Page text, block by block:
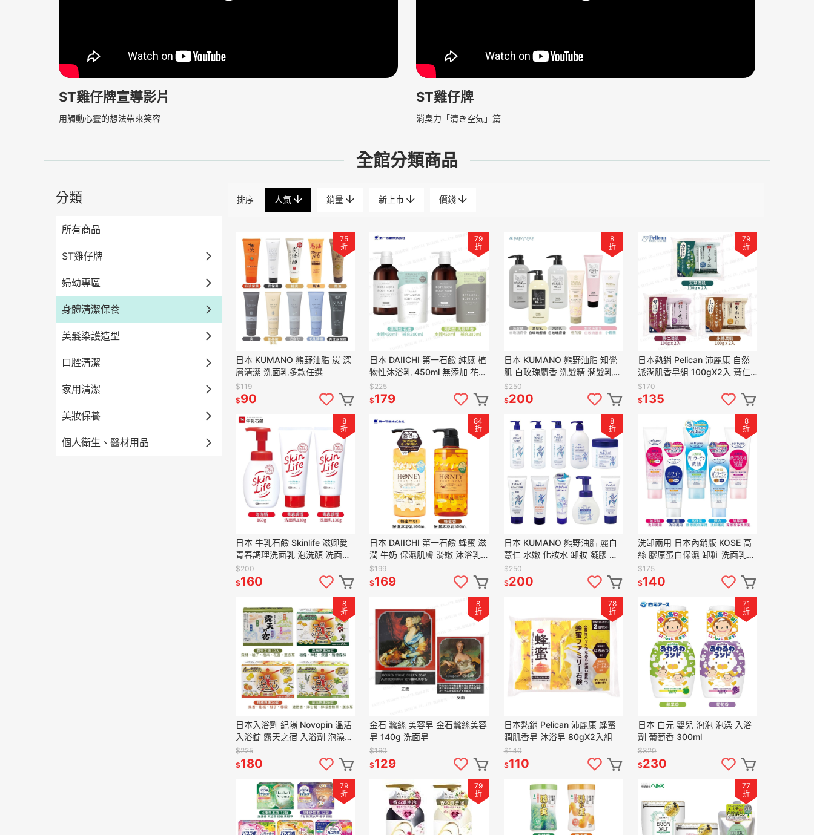
ST雞仔牌宣導影片
用觸動心靈的想法帶來笑容
ST雞仔牌
消臭力「清き空気」篇
全館分類商品
分類
所有商品
ST雞仔牌
婦幼專區
身體清潔保養
美髮染護造型
口腔清潔
家用清潔
美妝保養
個人衛生、醫材用品
排序 人氣 銷量 新上市 價錢
75
折
日本 KUMANO 熊野油脂 炭 深
層清潔 洗面乳多款任選
$119
$90
79
折
日本 DAIICHI 第一石鹼 純感 植
物性沐浴乳 450ml 無添加 花香
多款任選
$225
$179
8
折
日本 KUMANO 熊野油脂 知覺
肌 白玫瑰麝香 洗髮精 潤髮乳
沐浴乳 洗面乳 700ml 多款可選
$250
$200
79
折
日本熱銷 Pelican 沛麗康 自然
派潤肌香皂組 100gX2入 薏仁
艾草 米糠 多款可選
$170
$135
8
折
日本 牛乳石鹼 Skinlife 滋卿愛
青春調理洗面乳 泡洗顏 洗面泡
多款任選
$200
$160
84
折
日本 DAIICHI 第一石鹼 蜂蜜 滋
潤 牛奶 保濕肌膚 滑嫩 沐浴乳
500ml
$199
$169
8
折
日本 KUMANO 熊野油脂 麗白
薏仁 水嫩 化妝水 卸妝 凝膠 洗
面乳 沐浴乳 多款任選
$250
$200
8
折
洗卸兩用 日本內銷版 KOSE 高
絲 膠原蛋白保濕 卸粧 洗面乳
190g
$175
$140
8
折
日本入浴劑 紀陽 Novopin 溫活
入浴錠 露天之宿 入浴劑 泡澡
10入 20錠(一款4種香味)
$225
$180
8
折
金石 蠶絲 美容皂 金石蠶絲美容
皂 140g 洗面皂
$160
$129
78
折
日本熱銷 Pelican 沛麗康 蜂蜜
潤肌香皂 沐浴皂 80gX2入組
$140
$110
71
折
日本 白元 嬰兒 泡泡 泡澡 入浴
劑 葡萄香 300ml
$320
$230
79
折
79
折
77
折